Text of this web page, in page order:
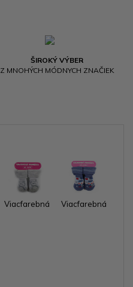
ŠIROKÝ VÝBER
Z MNOHÝCH MÓDNYCH ZNAČIEK
Viacfarebná Viacfarebná